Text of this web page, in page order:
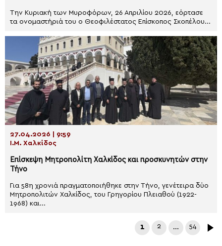
Την Κυριακή των Μυροφόρων, 26 Απριλίου 2026, εόρτασε
τα ονομαστήριά του ο Θεοφιλέστατος Επίσκοπος Σκοπέλου...
27.04.2026 | 9:59
Ι.Μ. Χαλκίδος
Επίσκεψη Μητροπολίτη Χαλκίδος και προσκυνητών στην
Τήνο
Για 58η χρονιά πραγματοποιήθηκε στην Τήνο, γενέτειρα δύο
Μητροπολιτών Χαλκίδος, του Γρηγορίου Πλειαθού (1922-
1968) και...
1 2 … 54